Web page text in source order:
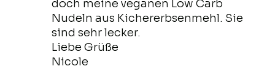
doch meine veganen Low Carb
Nudeln aus Kichererbsenmehl. Sie
sind sehr lecker.
Liebe Grüße
Nicole